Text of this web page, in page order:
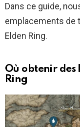
Dans ce guide,
emplacements de
Elden Ring.
Où obtenir des
Ring